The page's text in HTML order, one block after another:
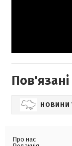
НОВИНИ
Про нас